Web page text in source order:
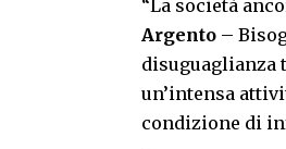
“La società
Argento –
disuguaglianza
un’intensa
condizione di